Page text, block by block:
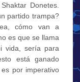
Donetes.
partido trampa?
cómo van a
es que se llama
vida, sería para
está ganado
por imperativo